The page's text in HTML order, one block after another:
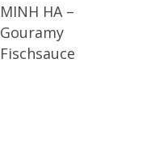
MINH HA –
Gouramy
Fischsauce